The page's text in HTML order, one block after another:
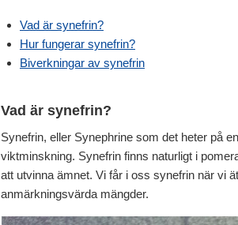
Vad är synefrin?
Hur fungerar synefrin?
Biverkningar av synefrin
Vad är synefrin?
Synefrin, eller Synephrine som det heter på
viktminskning. Synefrin finns naturligt i
att utvinna ämnet. Vi får i oss synefrin när vi
anmärkningsvärda mängder.